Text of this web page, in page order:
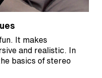
It makes
and realistic. In
basics of stereo